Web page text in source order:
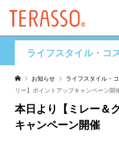
ライフスタイル・コ
お知らせ ライフスタイル・
リー】ポイントアップキャンペーン開
本日より【ミレー＆
キャンペーン開催